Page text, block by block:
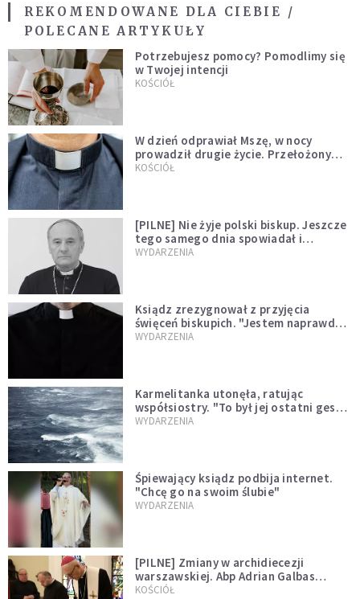
REKOMENDOWANE DLA CIEBIE /
POLECANE ARTYKUŁY
Potrzebujesz pomocy? Pomodlimy się
w Twojej intencji
KOŚCIÓŁ
W dzień odprawiał Mszę, w nocy
prowadził drugie życie. Przełożony
kazał mu opuścić zakon
KOŚCIÓŁ
[PILNE] Nie żyje polski biskup. Jeszcze
tego samego dnia spowiadał i
sprawował Mszę świętą
WYDARZENIA
Ksiądz zrezygnował z przyjęcia
święceń biskupich. "Jestem naprawdę
niegodny"
WYDARZENIA
Karmelitanka utonęła, ratując
współsiostry. "To był jej ostatni gest
miłości"
WYDARZENIA
Śpiewający ksiądz podbija internet.
"Chcę go na swoim ślubie"
WYDARZENIA
[PILNE] Zmiany w archidiecezji
warszawskiej. Abp Adrian Galbas
wręczył dekrety nowym proboszczom
KOŚCIÓŁ